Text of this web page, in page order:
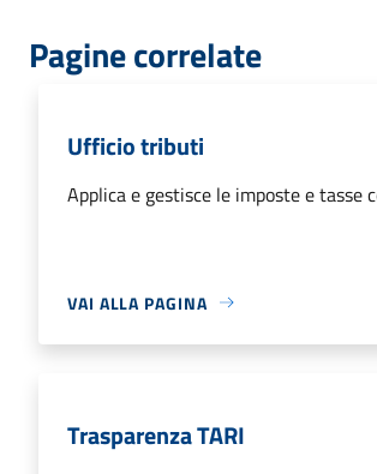
Pagine correlate
Ufficio tributi
Applica e gestisce le imposte e tasse
VAI ALLA PAGINA
Trasparenza TARI